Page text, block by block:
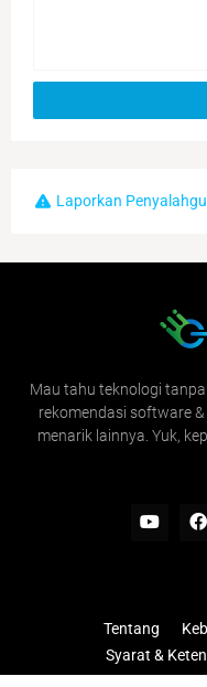
Laporkan
Mau tahu teknologi
rekomendasi software
menarik lainnya. Yuk,
Tentang
Syarat &